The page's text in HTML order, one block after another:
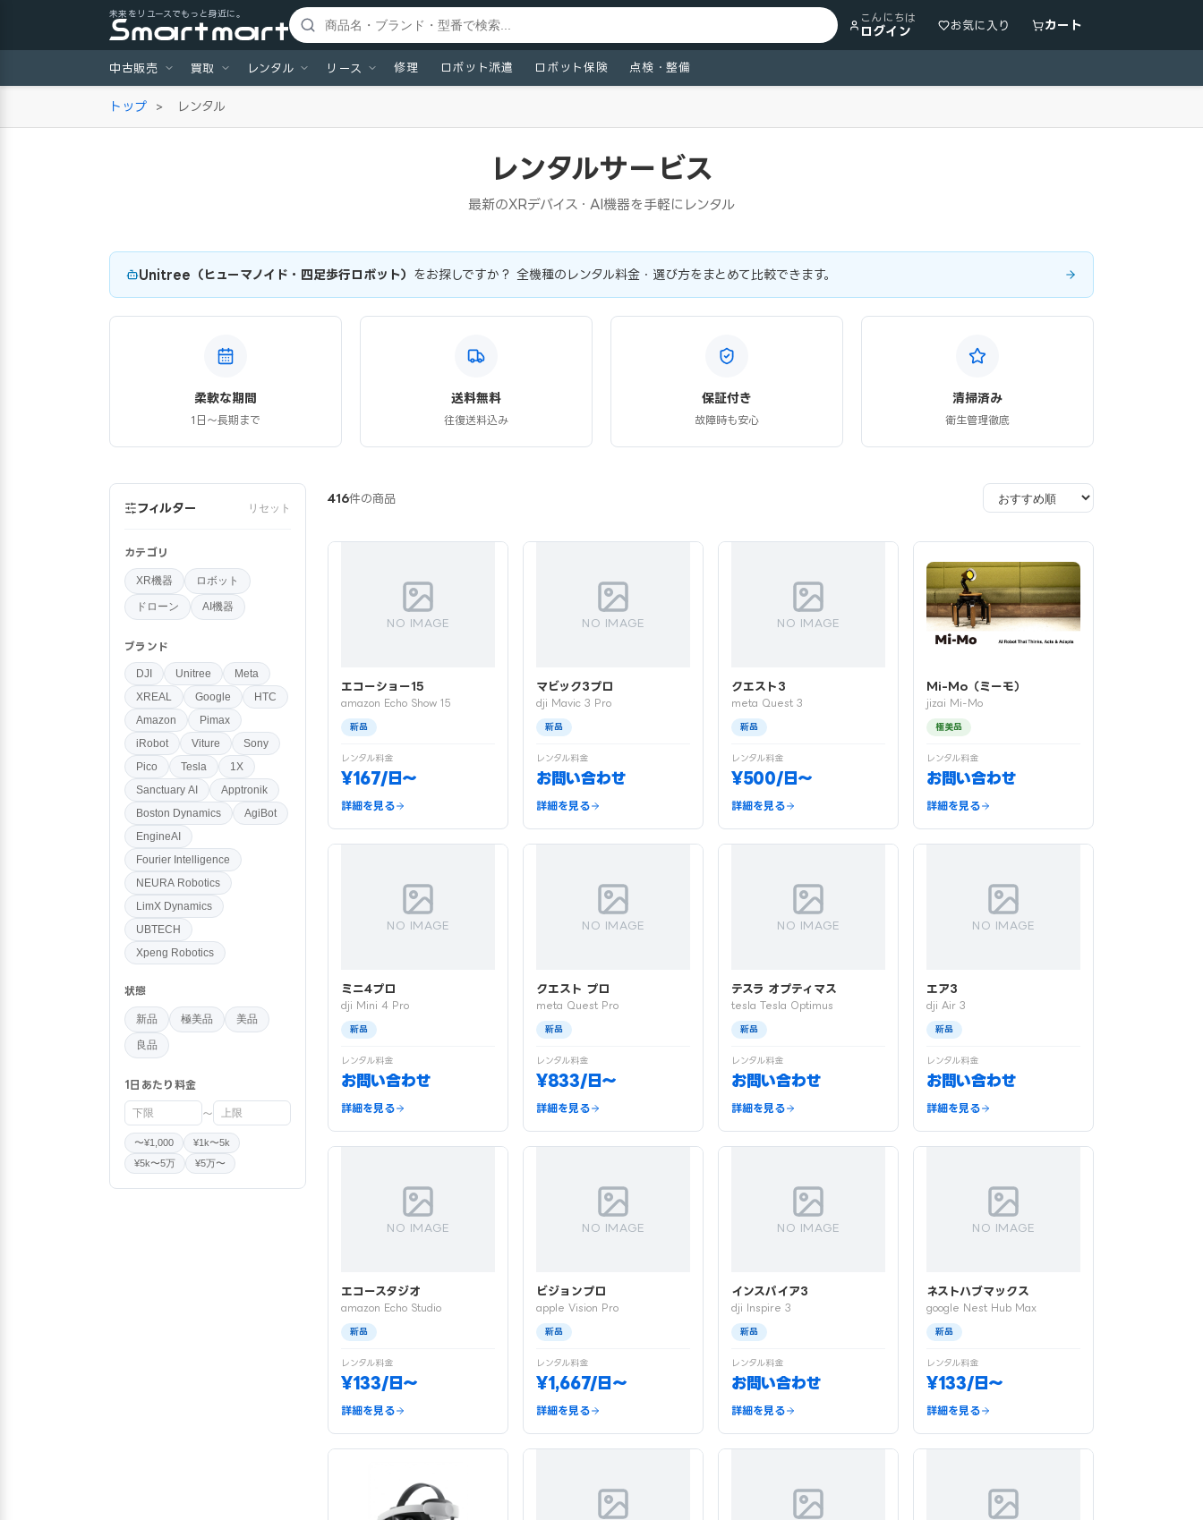
未来をリユースでもっと身近に。 こんにちは
ログイン お気に入り カート
中古販売 買取 レンタル リース 修理 ロボット派遣 ロボット保険 点検・整備
トップ > レンタル
レンタルサービス
最新のXRデバイス・AI機器を手軽にレンタル
Unitree（ヒューマノイド・四足歩行ロボット） をお探しですか？ 全機種のレンタル料金・選び方をまとめて比較できます。
柔軟な期間
1日〜長期まで
送料無料
往復送料込み
保証付き
故障時も安心
清掃済み
衛生管理徹底
フィルター リセット
カテゴリ
XR機器 ロボット
ドローン AI機器
ブランド
DJI Unitree
Meta
XREAL
Google
HTC
Amazon
Pimax
iRobot
Viture
Sony
Pico
Tesla
1X
Sanctuary AI
Apptronik
Boston Dynamics
AgiBot
EngineAI
Fourier Intelligence
NEURA Robotics
LimX Dynamics
UBTECH
Xpeng Robotics
状態
新品 極美品 美品
良品
1日あたり料金
〜
〜¥1,000
¥1k〜5k
¥5k〜5万
¥5万〜
416件の商品
NO IMAGE
エコーショー15
amazon Echo Show 15
新品
レンタル料金
¥167/日〜
詳細を見る
NO IMAGE
マビック3プロ
dji Mavic 3 Pro
新品
レンタル料金
お問い合わせ
詳細を見る
NO IMAGE
クエスト3
meta Quest 3
新品
レンタル料金
¥500/日〜
詳細を見る
Mi-Mo（ミーモ）
jizai Mi-Mo
極美品
レンタル料金
お問い合わせ
詳細を見る
NO IMAGE
ミニ4プロ
dji Mini 4 Pro
新品
レンタル料金
お問い合わせ
詳細を見る
NO IMAGE
クエスト プロ
meta Quest Pro
新品
レンタル料金
¥833/日〜
詳細を見る
NO IMAGE
テスラ オプティマス
tesla Tesla Optimus
新品
レンタル料金
お問い合わせ
詳細を見る
NO IMAGE
エア3
dji Air 3
新品
レンタル料金
お問い合わせ
詳細を見る
NO IMAGE
エコースタジオ
amazon Echo Studio
新品
レンタル料金
¥133/日〜
詳細を見る
NO IMAGE
ビジョンプロ
apple Vision Pro
新品
レンタル料金
¥1,667/日〜
詳細を見る
NO IMAGE
インスパイア3
dji Inspire 3
新品
レンタル料金
お問い合わせ
詳細を見る
NO IMAGE
ネストハブマックス
google Nest Hub Max
新品
レンタル料金
¥133/日〜
詳細を見る